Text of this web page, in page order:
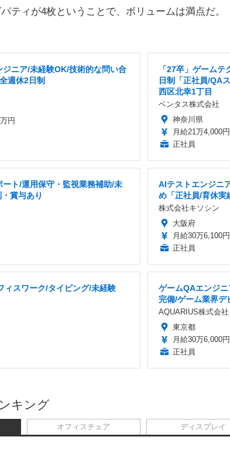
ティが4枚ということで、ボリュームは満点だ。
ニア/未経験OK/技術的な問い合
週休2日制
円
「27卒」ゲーム
日制「正社員/QA
西区北幸1丁目
ベンタス株式会社
神奈川県
月給21万4,000
正社員
ト/運用保守・監視業務補助/未
賞与あり
AIテストエンジニ
め「正社員/育休実
株式会社キソシン
大阪府
月給30万6,100
正社員
ィスワーク/タイピング/未経験
ゲームQAエンジ
完備/ゲーム業界デ
AQUARIUS株式会社
東京都
月給30万6,000
正社員
キング
オフィスチェア ディスプレイ